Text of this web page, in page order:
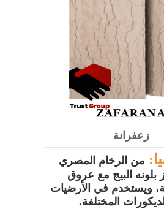
زعفرانة
من الرخام المصري
بلونه البيج مع عروق
ويستخدم في الأرضيات
المختلفة.